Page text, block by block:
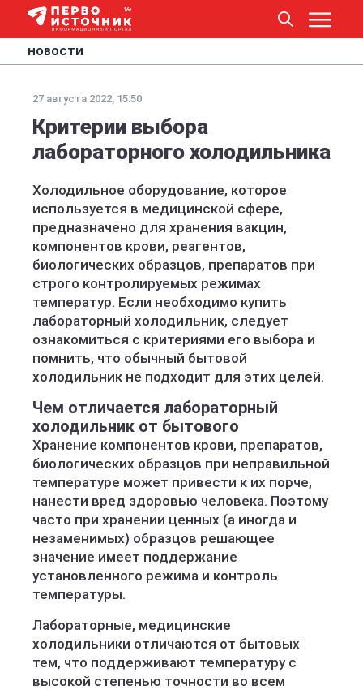
НОВОСТИ
27 августа 2022, 15:50
Критерии выбора
лабораторного холодильника
Холодильное оборудование, которое
используется в медицинской сфере,
предназначено для хранения вакцин,
компонентов крови, реагентов,
биологических образцов, препаратов при
строго контролируемых режимах
температур. Если необходимо купить
лабораторный холодильник, следует
ознакомиться с критериями его выбора и
помнить, что обычный бытовой
холодильник не подходит для этих целей.
Чем отличается лабораторный
холодильник от бытового
Хранение компонентов крови, препаратов,
биологических образцов при неправильной
температуре может привести к их порче,
нанести вред здоровью человека. Поэтому
часто при хранении ценных (а иногда и
незаменимых) образцов решающее
значение имеет поддержание
установленного режима и контроль
температуры.
Лабораторные, медицинские
холодильники отличаются от бытовых
тем, что поддерживают температуру с
высокой степенью точности во всем